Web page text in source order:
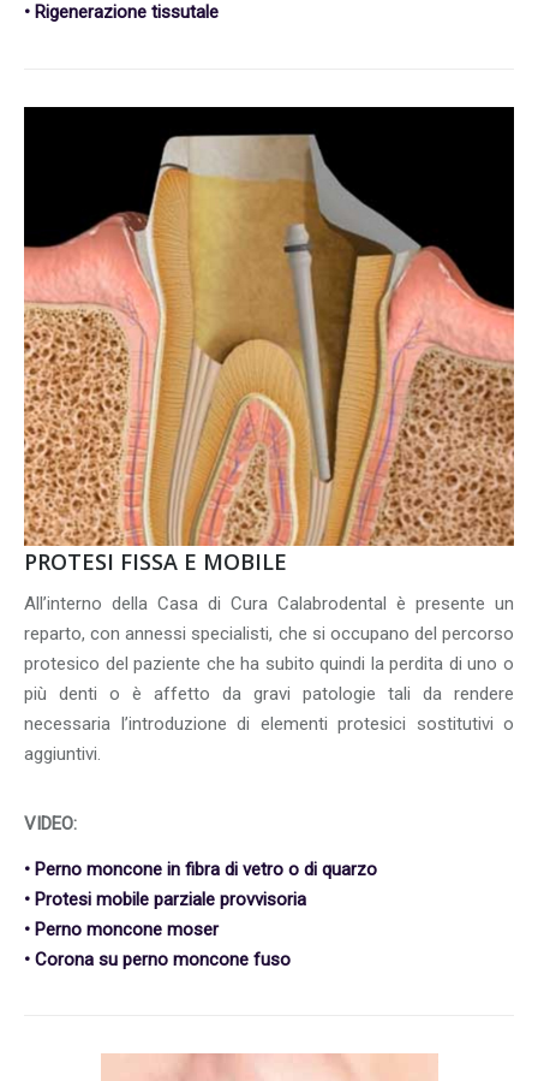
• Rigenerazione tissutale
PROTESI FISSA E MOBILE
All’interno della Casa di Cura Calabrodental è presente un
reparto, con annessi specialisti, che si occupano del percorso
protesico del paziente che ha subito quindi la perdita di uno o
più denti o è affetto da gravi patologie tali da rendere
necessaria l’introduzione di elementi protesici sostitutivi o
aggiuntivi.
VIDEO:
• Perno moncone in fibra di vetro o di quarzo
• Protesi mobile parziale provvisoria
• Perno moncone moser
• Corona su perno moncone fuso